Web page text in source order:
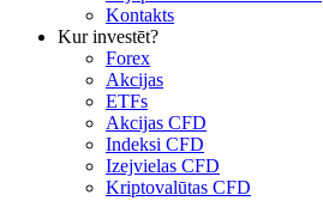
Kontakts
Kur investēt?
Forex
Akcijas
ETFs
Akcijas CFD
Indeksi CFD
Izejvielas CFD
Kriptovalūtas CFD